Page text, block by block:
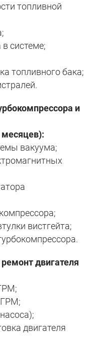
топливной
системе;
топливного бака;
и
месяцев):
вакуума;
вистгейта;
двигателя
ГРМ;
двигателя